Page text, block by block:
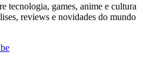
tecnologia, games, anime e cultura
reviews e novidades do mundo